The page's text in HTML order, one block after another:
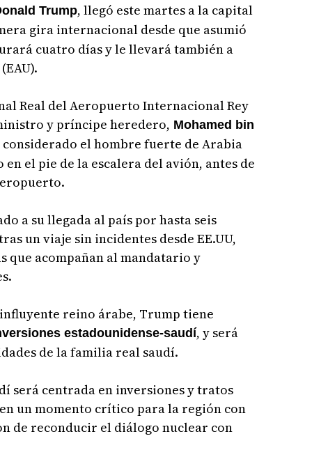
Trump, llegó este martes a la capital
gira internacional desde que asumió
cuatro días y le llevará también a
Real del Aeropuerto Internacional Rey
y príncipe heredero, Mohamed bin
considerado el hombre fuerte de Arabia
el pie de la escalera del avión, antes de
a su llegada al país por hasta seis
un viaje sin incidentes desde EE.UU,
acompañan al mandatario y
reino árabe, Trump tiene
estadounidense-saudí, y será
de la familia real saudí.
será centrada en inversiones y tratos
un momento crítico para la región con
de reconducir el diálogo nuclear con